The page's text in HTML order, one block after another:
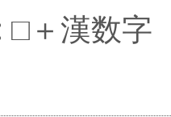
＋漢数字